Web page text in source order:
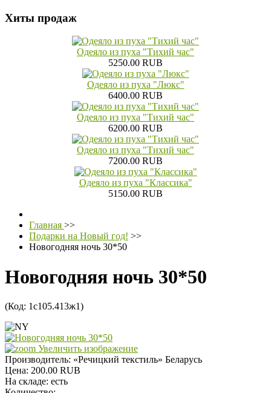
Хиты продаж
Одеяло из пуха "Тихий час"
5250.00 RUB
Одеяло из пуха "Люкс"
6400.00 RUB
Одеяло из пуха "Тихий час"
6200.00 RUB
Одеяло из пуха "Тихий час"
7200.00 RUB
Одеяло из пуха "Классика"
5150.00 RUB
Главная >>
Подарки на Новый год! >>
Новогодняя ночь 30*50
Новогодняя ночь 30*50
(Код: 1с105.413ж1)
Увеличить изображение
Производитель: «Речицкий текстиль» Беларусь
Цена: 200.00 RUB
На складе: есть